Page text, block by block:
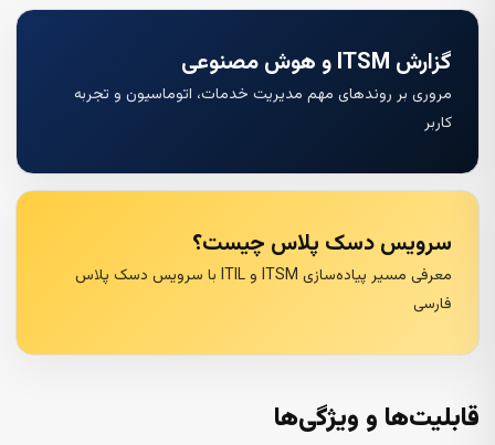
گزارش ITSM و هوش مصنوعی
مروری بر روندهای مهم مدیریت خدمات، اتوماسیون و تجربه
کاربر
سرویس دسک پلاس چیست؟
معرفی مسیر پیاده‌سازی ITSM و ITIL با سرویس دسک پلاس
فارسی
قابلیت‌ها و ویژگی‌ها